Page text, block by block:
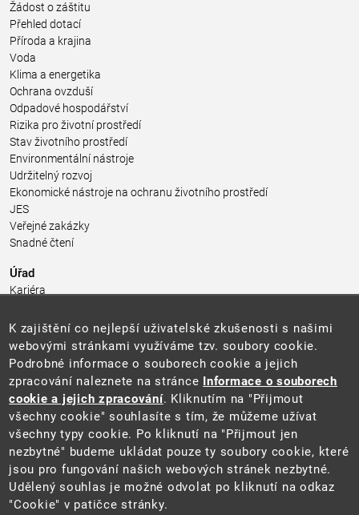
Žádost o záštitu
Přehled dotací
Příroda a krajina
Voda
Klima a energetika
Ochrana ovzduší
Odpadové hospodářství
Rizika pro životní prostředí
Stav životního prostředí
Environmentální nástroje
Udržitelný rozvoj
Ekonomické nástroje na ochranu životního prostředí
JES
Veřejné zakázky
Snadné čtení
Úřad
Kariéra
Pro média a veřejnost
Povinně zveřejňované informace
Kontakty
Přistupnost budovy úřadu MŽP
(PDF, 204 kB)
Web
Aktuality
Ochrana osobních údajů
Prohlášení o přístupnosti
Zásady používání cookies
Mapa webu
K zajištění co nejlepší uživatelské zkušenosti s našimi
webovými stránkami využíváme tzv. soubory cookie.
Podrobné informace o souborech cookie a jejich
zpracování naleznete na stránce Informace o souborech
cookie a jejich zpracování. Kliknutím na "Přijmout
všechny cookie" souhlasíte s tím, že můžeme užívat
všechny typy cookie. Po kliknutí na "Přijmout jen
nezbytné" budeme ukládat pouze ty soubory cookie, které
jsou pro fungování našich webových stránek nezbytné.
Udělený souhlas je možné odvolat po kliknutí na odkaz
"Cookie" v patičce stránky.